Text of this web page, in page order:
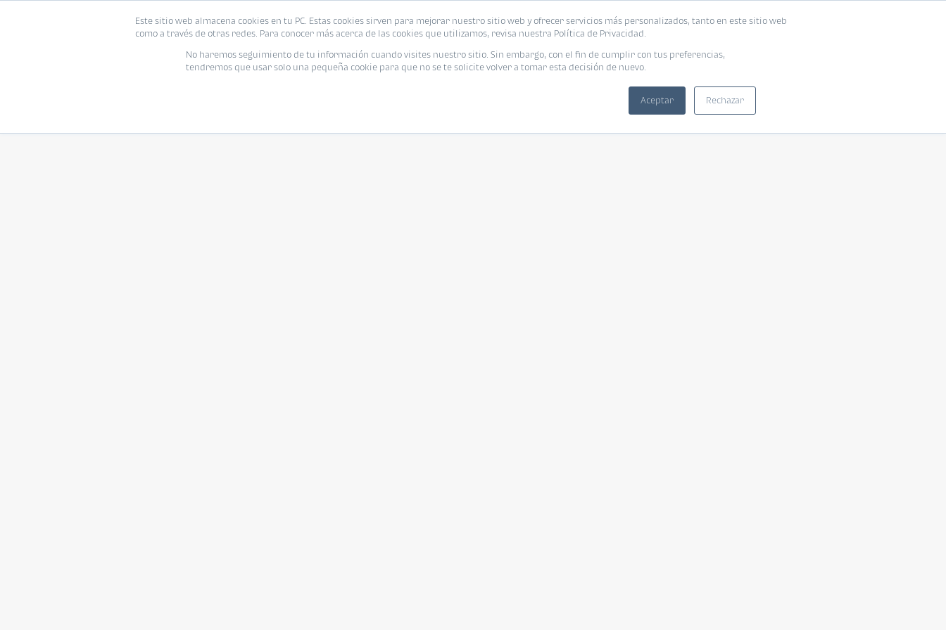
Este sitio web almacena cookies en tu PC. Estas cookies sirven para mejorar nuestro sitio web y ofrecer servicios más personalizados, tanto en este sitio web
como a través de otras redes. Para conocer más acerca de las cookies que utilizamos, revisa nuestra Política de Privacidad.
No haremos seguimiento de tu información cuando visites nuestro sitio. Sin embargo, con el fin de cumplir con tus preferencias,
tendremos que usar solo una pequeña cookie para que no se te solicite volver a tomar esta decisión de nuevo.
Aceptar Rechazar